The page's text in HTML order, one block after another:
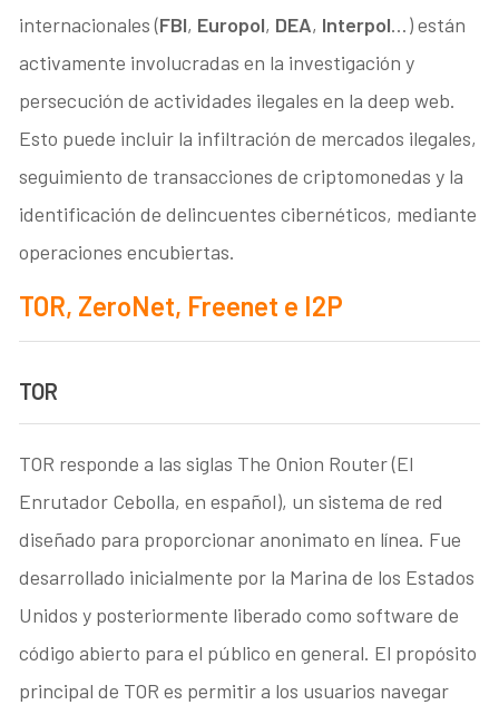
internacionales (FBI, Europol, DEA, Interpol…) están
activamente involucradas en la investigación y
persecución de actividades ilegales en la deep web.
Esto puede incluir la infiltración de mercados ilegales,
seguimiento de transacciones de criptomonedas y la
identificación de delincuentes cibernéticos, mediante
operaciones encubiertas.
TOR, ZeroNet, Freenet e I2P
TOR
TOR responde a las siglas The Onion Router (El
Enrutador Cebolla, en español), un sistema de red
diseñado para proporcionar anonimato en línea. Fue
desarrollado inicialmente por la Marina de los Estados
Unidos y posteriormente liberado como software de
código abierto para el público en general. El propósito
principal de TOR es permitir a los usuarios navegar